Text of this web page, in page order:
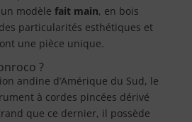
modèle fait main, en bois
particularités esthétiques et
une pièce unique.
?
andine d’Amérique du Sud, le
à cordes pincées dérivé
que ce dernier, il possède